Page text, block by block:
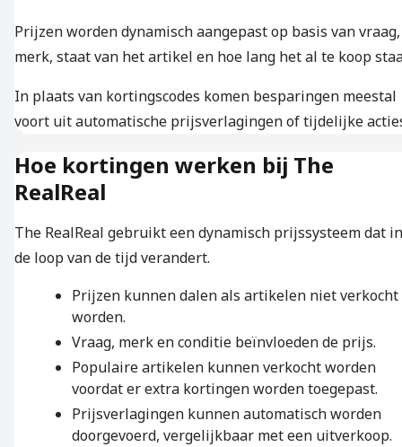
Prijzen worden dynamisch aangepast op basis van vraag,
merk, staat van het artikel en hoe lang het al te koop
In plaats van kortingscodes komen besparingen meestal
voort uit automatische prijsverlagingen of tijdelijke
Hoe kortingen werken bij The
RealReal
The RealReal gebruikt een dynamisch prijssysteem dat in
de loop van de tijd verandert.
Prijzen kunnen dalen als artikelen niet verkocht
worden.
Vraag, merk en conditie beïnvloeden de prijs.
Populaire artikelen kunnen verkocht worden
voordat er extra kortingen worden toegepast.
Prijsverlagingen kunnen automatisch worden
doorgevoerd, vergelijkbaar met een uitverkoop.